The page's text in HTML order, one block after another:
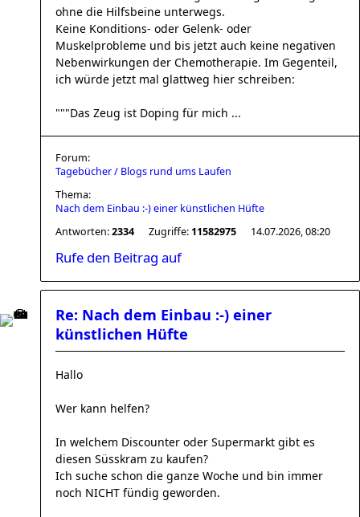
ohne die Hilfsbeine unterwegs.
Keine Konditions- oder Gelenk- oder
Muskelprobleme und bis jetzt auch keine negativen
Nebenwirkungen der Chemotherapie. Im Gegenteil,
ich würde jetzt mal glattweg hier schreiben:
"""Das Zeug ist Doping für mich ...
Forum:
Tagebücher / Blogs rund ums Laufen
Thema:
Nach dem Einbau :-) einer künstlichen Hüfte
Antworten:2334 Zugriffe: 11582975 14.07.2026, 08:20
Rufe den Beitrag auf
Re: Nach dem Einbau :-) einer
künstlichen Hüfte
Hallo
Wer kann helfen?
In welchem Discounter oder Supermarkt gibt es
diesen Süsskram zu kaufen?
Ich suche schon die ganze Woche und bin immer
noch NICHT fündig geworden.